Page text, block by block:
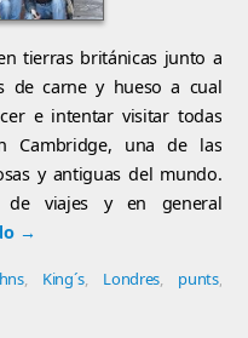
tierras británicas junto a
de carne y hueso a cual
e intentar visitar todas
Cambridge, una de las
y antiguas del mundo.
de viajes y en general
→
, King´s, Londres, punts,